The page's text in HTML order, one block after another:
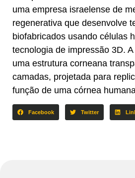
uma empresa israelense de
regenerativa que desenvolve
biofabricados usando células
tecnologia de impressão 3D.
uma estrutura corneana
camadas, projetada para
função de uma córnea
Facebook Twitter